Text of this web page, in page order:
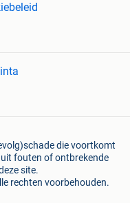
die voortkomt
fouten of ontbrekende
site.
rechten voorbehouden.